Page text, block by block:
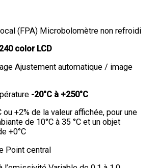
(FPA) Microbolomètre non refroidi
color LCD
Ajustement automatique / image
-20°C à +250°C
ou +2% de la valeur affichée, pour une
de 10°C à 35 °C et un objet
+0°C
Point central